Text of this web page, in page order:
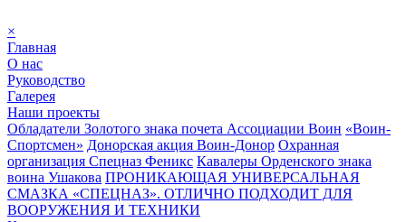
×
Главная
О нас
Руководство
Галерея
Наши проекты
Обладатели Золотого знака почета Ассоциации Воин «Воин-
Спортсмен» Донорская акция Воин-Донор Охранная
организация Спецназ Феникс Кавалеры Орденского знака
воина Ушакова ПРОНИКАЮЩАЯ УНИВЕРСАЛЬНАЯ
СМАЗКА «СПЕЦНАЗ». ОТЛИЧНО ПОДХОДИТ ДЛЯ
ВООРУЖЕНИЯ И ТЕХНИКИ